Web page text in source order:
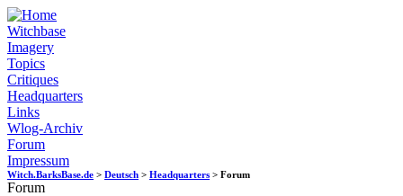
Witchbase
Imagery
Topics
Critiques
Headquarters
Links
Wlog-Archiv
Forum
Impressum
Witch.BarksBase.de > Deutsch > Headquarters > Forum
Forum